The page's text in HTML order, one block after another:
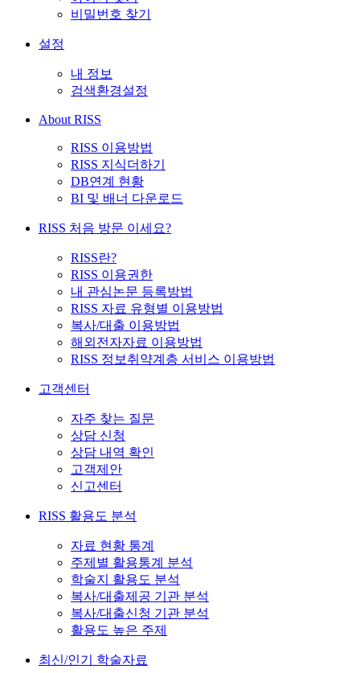
비밀번호 찾기
설정
내 정보
검색환경설정
About RISS
RISS 이용방법
RISS 지식더하기
DB연계 현황
BI 및 배너 다운로드
RISS 처음 방문 이세요?
RISS란?
RISS 이용권한
내 관심논문 등록방법
RISS 자료 유형별 이용방법
복사/대출 이용방법
해외전자자료 이용방법
RISS 정보취약계층 서비스 이용방법
고객센터
자주 찾는 질문
상담 신청
상담 내역 확인
고객제안
신고센터
RISS 활용도 분석
자료 현황 통계
주제별 활용통계 분석
학술지 활용도 분석
복사/대출제공 기관 분석
복사/대출신청 기관 분석
활용도 높은 주제
최신/인기 학술자료